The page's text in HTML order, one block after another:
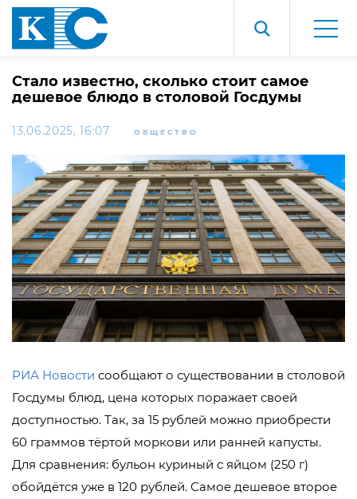
Стало известно, сколько стоит самое
дешевое блюдо в столовой Госдумы
13.06.2025, 16:07 ОБЩЕСТВО
РИА Новости сообщают о существовании в столовой
Госдумы блюд, цена которых поражает своей
доступностью. Так, за 15 рублей можно приобрести
60 граммов тёртой моркови или ранней капусты.
Для сравнения: бульон куриный с яйцом (250 г)
обойдётся уже в 120 рублей. Самое дешевое второе